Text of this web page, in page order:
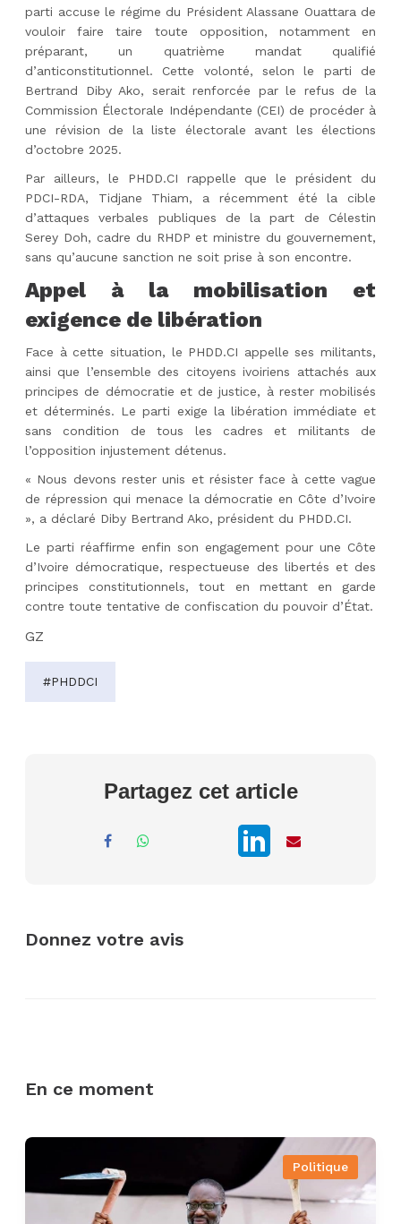
parti accuse le régime du Président Alassane Ouattara de
vouloir faire taire toute opposition, notamment en
préparant, un quatrième mandat qualifié
d’anticonstitutionnel. Cette volonté, selon le parti de
Bertrand Diby Ako, serait renforcée par le refus de la
Commission Électorale Indépendante (CEI) de procéder à
une révision de la liste électorale avant les élections
d’octobre 2025.
Par ailleurs, le PHDD.CI rappelle que le président du
PDCI-RDA, Tidjane Thiam, a récemment été la cible
d’attaques verbales publiques de la part de Célestin
Serey Doh, cadre du RHDP et ministre du gouvernement,
sans qu’aucune sanction ne soit prise à son encontre.
Appel à la mobilisation et
exigence de libération
Face à cette situation, le PHDD.CI appelle ses militants,
ainsi que l’ensemble des citoyens ivoiriens attachés aux
principes de démocratie et de justice, à rester mobilisés
et déterminés. Le parti exige la libération immédiate et
sans condition de tous les cadres et militants de
l’opposition injustement détenus.
« Nous devons rester unis et résister face à cette vague
de répression qui menace la démocratie en Côte d’Ivoire
», a déclaré Diby Bertrand Ako, président du PHDD.CI.
Le parti réaffirme enfin son engagement pour une Côte
d’Ivoire démocratique, respectueuse des libertés et des
principes constitutionnels, tout en mettant en garde
contre toute tentative de confiscation du pouvoir d’État.
GZ
#PHDDCI
Partagez cet article
Donnez votre avis
En ce moment
Politique